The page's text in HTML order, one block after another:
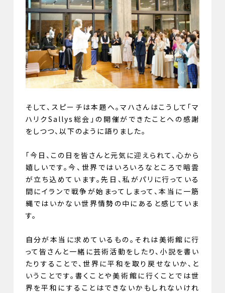
そして、スピーチは本題へ。マハさんはこうして「マ
ハリクSallys総会」の開催ができたことへの感謝
をしつつ、以下のように語りました。
「今日、この日を皆さんと元気に迎えられて、心から
嬉しいです。今、世界ではいろいろなところで暗雲
が立ち込めています。先日、私がパリに行っている
間にイランで戦争が始まってしまって、本当に一筋
縄ではいかない世界情勢の中にあると感じていま
す。
自分が本当に求めているもの。それは美術館に行
って皆さんと一緒に芸術活動をしたり、小説を書い
たりすることで、世界に平和を取り戻せないか、と
いうことです。書くことや美術館に行くことでは世
界を平和にすることはできないかもしれないけれ